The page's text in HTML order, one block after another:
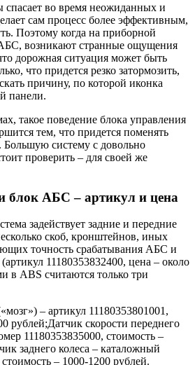
во время неожиданных и
сам процесс более эффективным,
Поэтому когда на приборной
возникают странные ощущения
дорожная ситуация может быть
что придется резко затормозить,
причину, по которой иконка
панели.
такое поведение блока управления
тем, что придется поменять
систему с довольно
проверить – для своей же
блок АБС – артикул и цена
задействует задние и передние
скоб, кронштейнов, иных
точность срабатывания АБС и
11180353832400, цена – около
в ABS считаются только три
– артикул 11180353801001,
рублей;Датчик скорости переднего
11180353835000, стоимость –
заднего колеса – каталожный
– 1000-1200 рублей.